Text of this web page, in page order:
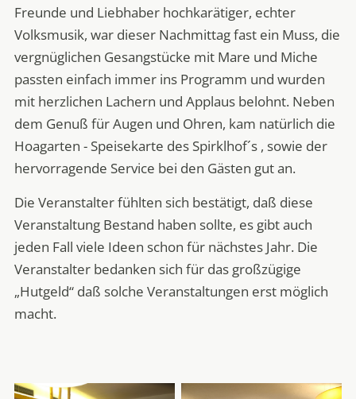
Freunde und Liebhaber hochkarätiger, echter
Volksmusik, war dieser Nachmittag fast ein Muss, die
vergnüglichen Gesangstücke mit Mare und Miche
passten einfach immer ins Programm und wurden
mit herzlichen Lachern und Applaus belohnt. Neben
dem Genuß für Augen und Ohren, kam natürlich die
Hoagarten - Speisekarte des Spirklhof´s , sowie der
hervorragende Service bei den Gästen gut an.
Die Veranstalter fühlten sich bestätigt, daß diese
Veranstaltung Bestand haben sollte, es gibt auch
jeden Fall viele Ideen schon für nächstes Jahr. Die
Veranstalter bedanken sich für das großzügige
„Hutgeld“ daß solche Veranstaltungen erst möglich
macht.